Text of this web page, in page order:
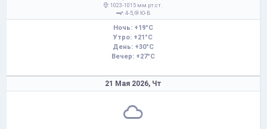
: 1023-1015 мм рт.ст.
: 4-5,
Ю-В
Ночь: +19°C
Утро: +21°C
День: +30°C
Вечер: +27°C
21 Мая 2026, Чт